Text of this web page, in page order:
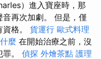
）進入寶座時，那
再次加劇。 但是，僅
格。 貨運行 歐式料理
麼 在開始治療之前，沒
。 偵探 外燴茶點 護理